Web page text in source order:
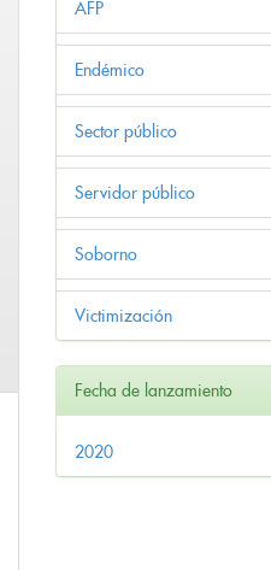
AFP
Endémico
Sector público
Servidor público
Soborno
Victimización
Fecha de lanzamiento
2020